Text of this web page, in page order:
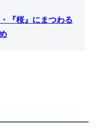
『桜』にまつわる